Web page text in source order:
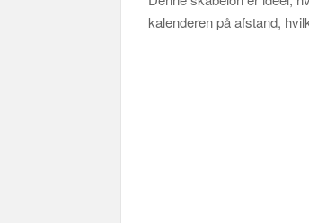
kalenderen på afstand,